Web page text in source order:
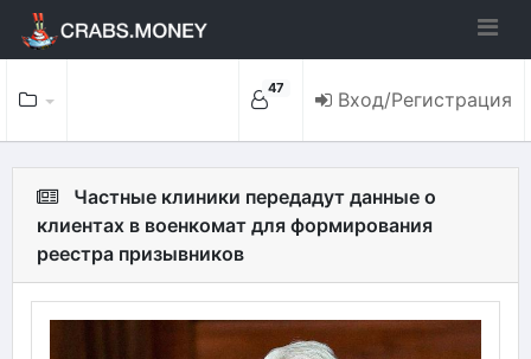
47 Вход/Регистрация
Частные клиники передадут данные о
клиентах в военкомат для формирования
реестра призывников